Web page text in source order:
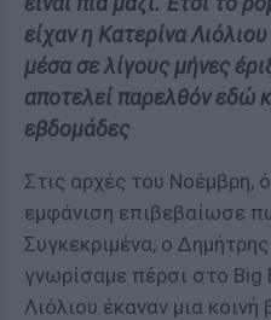
είχαν η Κατερίνα
μέσα σε λίγους μήνες
αποτελεί παρελθόν εδώ
εβδομάδες
Στις αρχές του Νοέμβρη,
εμφάνιση επιβεβαίωσε
Συγκεκριμένα, ο
γνωρίσαμε πέρσι στο Big
Λιόλιου έκαναν μια